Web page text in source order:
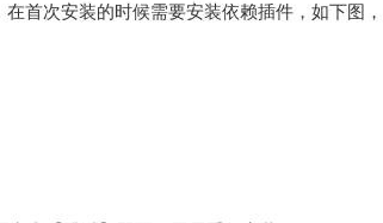
首次安装的时候需要安装依赖插件，如下图